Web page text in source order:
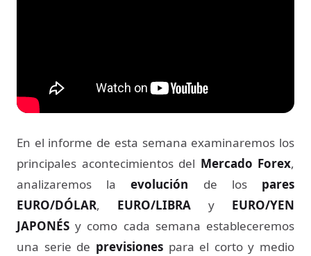
En el informe de esta semana examinaremos los
principales acontecimientos del Mercado Forex,
analizaremos laevolución de los pares
EURO/DÓLAR, EURO/LIBRA y EURO/YEN
JAPONÉS y como cada semana estableceremos
una serie de previsionespara el corto y medio